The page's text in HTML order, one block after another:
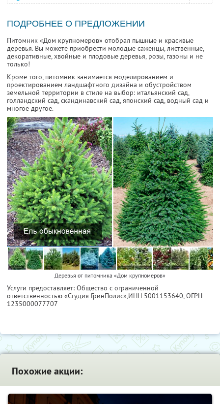
ПОДРОБНЕЕ О ПРЕДЛОЖЕНИИ
Питомник «Дом крупномеров» отобрал пышные и красивые
деревья. Вы можете приобрести молодые саженцы, лиственные,
декоративные, хвойные и плодовые деревья, розы, газоны и не
только!
Кроме того, питомник занимается моделированием и
проектированием ландшафтного дизайна и обустройством
земельной территории в стиле на выбор: итальянский сад,
голландский сад, скандинавский сад, японский сад, водный сад и
многое другое.
Деревья от питомника «Дом крупномеров»
Услуги предоставляет: Общество с ограниченной
ответственностью «Студия ГринПолис»,ИНН 5001153640, ОГРН
1235000077707
Похожие акции: